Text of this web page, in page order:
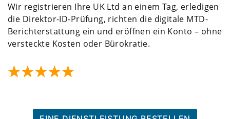
Wir registrieren Ihre UK Ltd an einem Tag, erledigen
die Direktor-ID-Prüfung, richten die digitale MTD-
Berichterstattung ein und eröffnen ein Konto – ohne
versteckte Kosten oder Bürokratie.